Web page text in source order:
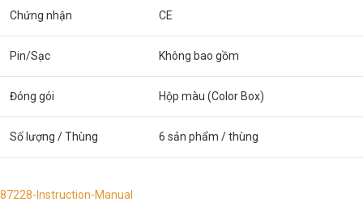
Chứng nhận CE
Pin/Sạc Không bao gồm
Đóng gói Hộp màu (Color Box)
Số lượng / Thùng 6 sản phẩm / thùng
87228-Instruction-Manual